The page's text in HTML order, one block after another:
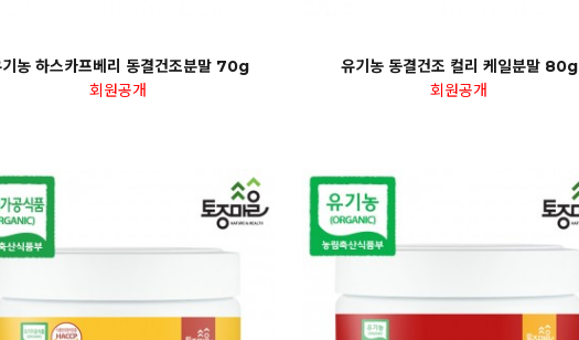
농 하스카프베리 동결건조분말 70g
회원공개
유기농 동결건조 컬리 케일분말 80g
회원공개